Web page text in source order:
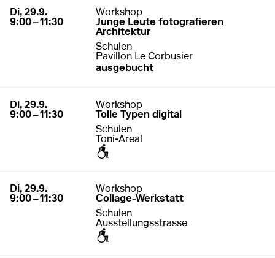
29. September 20269:00 – 11:30
Di, 29.9.
9:00 – 11:30
Workshop
Junge Leute fotografieren
Architektur
Schulen
Pavillon Le Corbusier
ausgebucht
29. September 20269:00 – 11:30
Di, 29.9.
9:00 – 11:30
Workshop
Tolle Typen digital
Schulen
Toni-Areal
29. September 20269:00 – 11:30
Di, 29.9.
9:00 – 11:30
Workshop
Collage-Werkstatt
Schulen
Ausstellungsstrasse